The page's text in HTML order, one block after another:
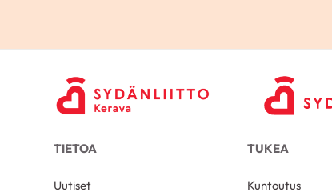
TIETOA
Uutiset
TUKEA
Kuntoutus